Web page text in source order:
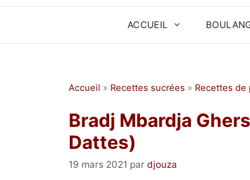
ACCUEIL
Accueil » Recettes sucrées » Recettes de
Bradj Mbardja
Dattes)
19 mars 2021 par djouza